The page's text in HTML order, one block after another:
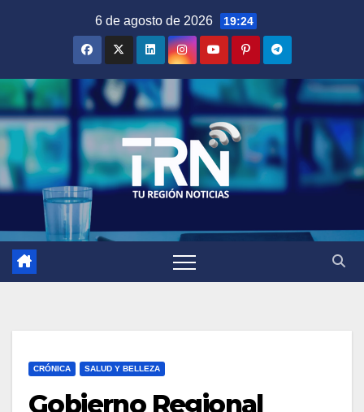
6 de agosto de 2026 19:24
CRÓNICA SALUD Y BELLEZA
Gobierno Regional